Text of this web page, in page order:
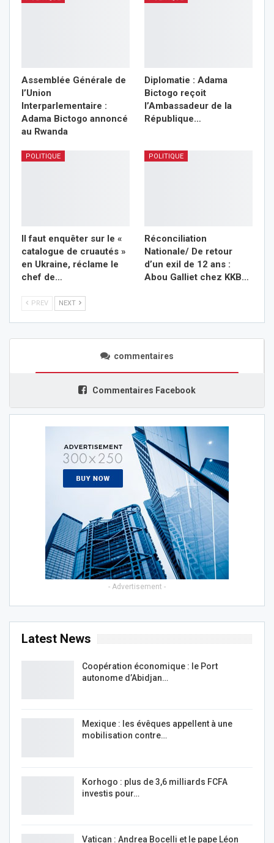
Assemblée Générale de
l’Union
Interparlementaire :
Adama Bictogo annoncé
au Rwanda
Diplomatie : Adama
Bictogo reçoit
l’Ambassadeur de la
République…
POLITIQUE
Il faut enquêter sur le «
catalogue de cruautés »
en Ukraine, réclame le
chef de…
POLITIQUE
Réconciliation
Nationale/ De retour
d’un exil de 12 ans :
Abou Galliet chez KKB…
PREV NEXT
commentaires
Commentaires Facebook
- Advertisement -
Latest News
Coopération économique : le Port
autonome d’Abidjan…
Mexique : les évêques appellent à une
mobilisation contre…
Korhogo : plus de 3,6 milliards FCFA
investis pour…
Vatican : Andrea Bocelli et le pape Léon